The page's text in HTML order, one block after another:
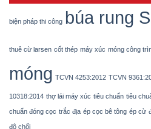
biện pháp thi công búa rung
thuê cừ larsen cốt thép máy xúc móng công
móng TCVN 4253:2012 TCVN
10318:2014 thợ lái máy xúc tiêu chuẩn tiêu
chuẩn đóng cọc trắc địa ép cọc bê tông ép cừ
độ chối